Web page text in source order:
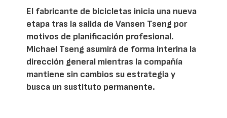
El fabricante de bicicletas inicia una nueva
etapa tras la salida de Vansen Tseng por
motivos de planificación profesional.
Michael Tseng asumirá de forma interina la
dirección general mientras la compañía
mantiene sin cambios su estrategia y
busca un sustituto permanente.